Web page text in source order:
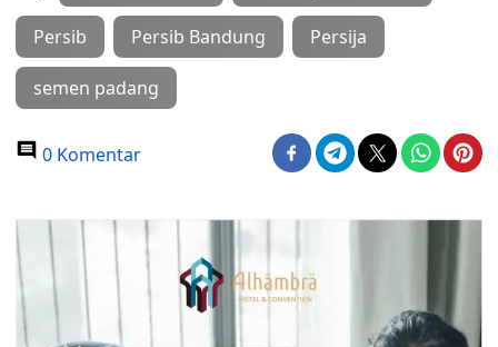
Persib Persib Bandung Persija
semen padang
0 Komentar